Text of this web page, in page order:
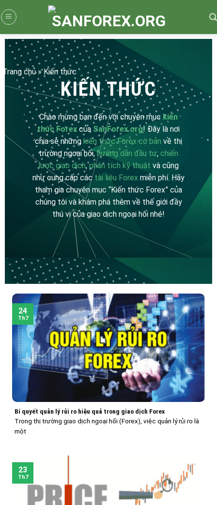
to
Trang chủ»Kiến thức
KIẾN THỨC
Chào mừng bạn đến với chuyên mục kiến
thức Forex của SanForex.org! Đây là nơi
chia sẻ những kiến thức Forex cơ bản về thị
trường ngoại hối,hướng dẫn đầu tư, chiến
lược giao dịch,phân tích kỹ thuật và cũng
như cung cấp cáctài liệu Forex miễn phí. Hãy
tham gia chuyên mục “Kiến thức Forex” của
chúng tôi và khám phá thêm về thế giới đầy
thú vị của giao dịch ngoại hối nhé!
Bí quyết quản lý rủi ro hiệu quả trong giao dịch Forex
Trong thị trường giao dịch ngoại hối (Forex), việc quản lý rủi ro là
một
24
Th7
23
Th7